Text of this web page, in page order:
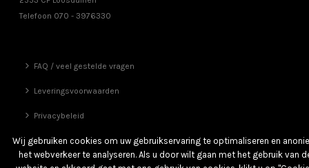
Telefoon 070 - 3976330
FAQ / veel gestelde vragen
Leveringsvoorwaarden
Privacybeleid
Vrienden
Wij gebruiken cookies om uw gebruikservaring te optimaliseren en
het webverkeer te analyseren. Als u door wilt gaan met het gebruik van